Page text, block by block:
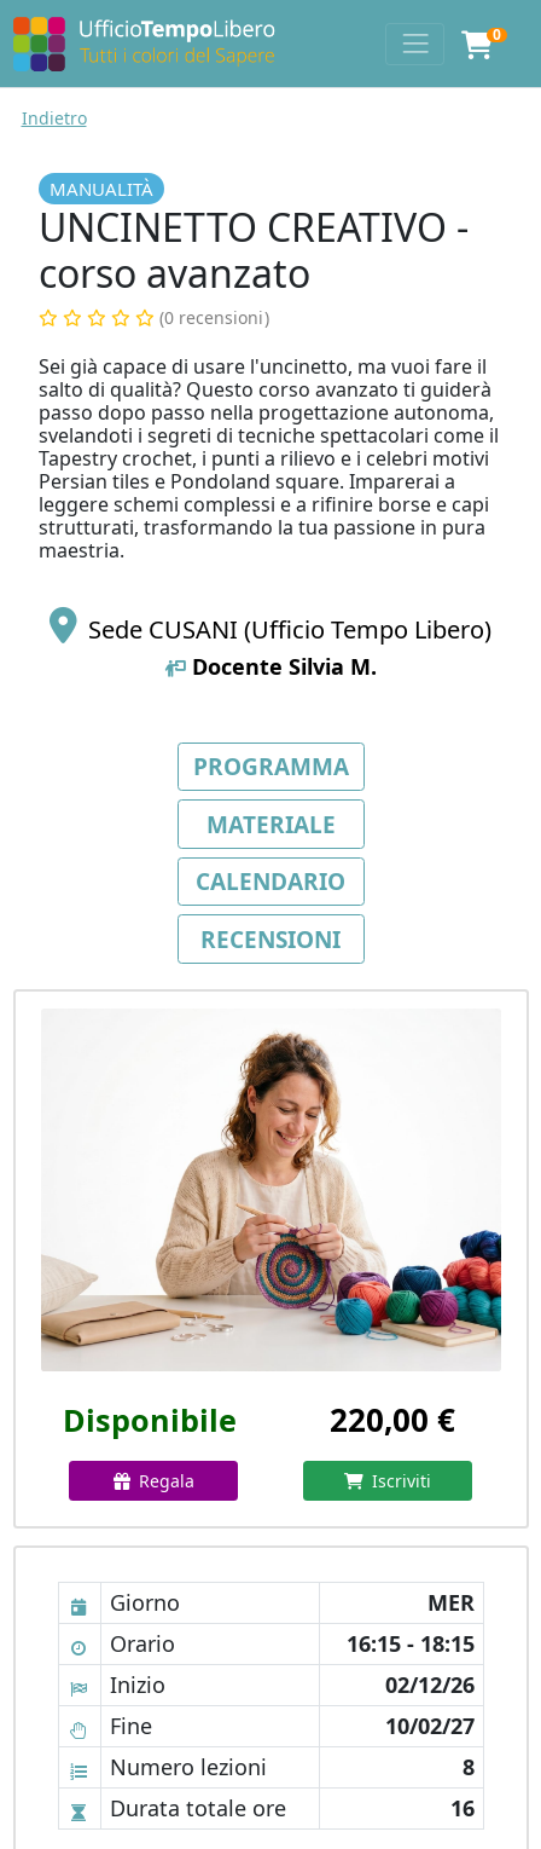
0
Indietro
MANUALITÀ
UNCINETTO CREATIVO -
corso avanzato
(0 recensioni)
Sei già capace di usare l'uncinetto, ma vuoi fare il
salto di qualità? Questo corso avanzato ti guiderà
passo dopo passo nella progettazione autonoma,
svelandoti i segreti di tecniche spettacolari come il
Tapestry crochet, i punti a rilievo e i celebri motivi
Persian tiles e Pondoland square. Imparerai a
leggere schemi complessi e a rifinire borse e capi
strutturati, trasformando la tua passione in pura
maestria.
Sede CUSANI (Ufficio Tempo Libero)
Docente Silvia M.
PROGRAMMA
MATERIALE
CALENDARIO
RECENSIONI
Disponibile 220,00 €
Regala Iscriviti
Giorno
MER
Orario
16:15 - 18:15
Inizio
02/12/26
Fine
10/02/27
Numero lezioni
8
Durata totale ore
16